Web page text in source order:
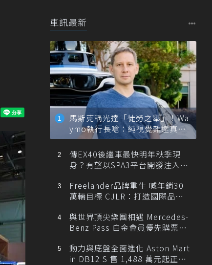
車訊最新
馬斯克稱光達「徒勞之舉」！Wa
ymo執行長嗆：純視覺難達真正
自動駕駛
傳EX40後繼車最快明年秋季現
身？有望以SPA3平台開發注入80
Freelander品牌重生 喊年銷30
萬輛目標 CJLR：打造國際品牌
與世界頂尖樂團相遇 Mercedes-
Benz Pass 白金會員優先購票維
動力與底盤全面進化 Aston Mart
in DB12 S 售 1,488 萬元起正式